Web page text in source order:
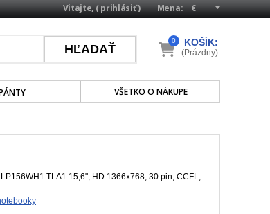
Mena:
Vitajte, (prihlásiť)
VŠETKO O NÁKUPE
KOŠÍK:
0
(Prázdny)
TLA1 15,6", HD 1366x768, 30 pin, CCFL,